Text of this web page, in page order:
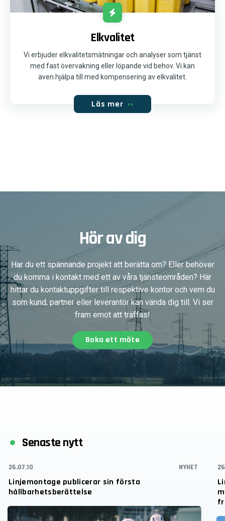
Elkvalitet
Vi erbjuder elkvalitetsmätningar och analyser som tjänst
med fast övervakning eller löpande vid behov. Vi kan
även hjälpa till med kompensering av elkvalitet.
Läs mer ››
Hör av dig
Har du ett spännande projekt att berätta om? Eller behöver
du komma i kontakt med ett av våra tjänsteområden? Här
hittar du kontaktuppgifter till respektive kontor och vem du
som kund, partner eller leverantör kan vända dig till. Vi ser
fram emot att träffas!
Boka ett möte
Senaste nytt
Linjemontage publicerar sin första
hållbarhetsberättelse
26.07.10 NYHET